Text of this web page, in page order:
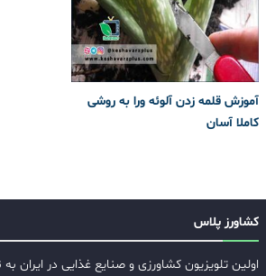
آموزش قلمه زدن آلوئه ورا به روشی
کاملا آسان
کشاورز پلاس
اولین تلویزیون کشاورزی و صنایع غذایی در ایران به